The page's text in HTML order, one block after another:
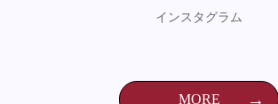
インスタグラム
MORE